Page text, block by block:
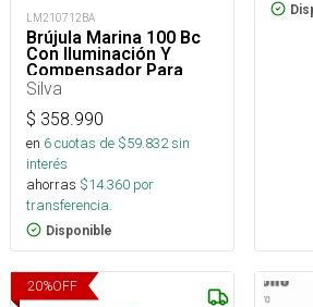
LM210712BA
Brújula Marina 100 Bc
Con Iluminación Y
Compensador Para
Embarcaciones
Silva
$ 358.990
en 6cuotas de $59.832sin
interés
ahorras $14.360 por
transferencia.
Disponible
20%OFF